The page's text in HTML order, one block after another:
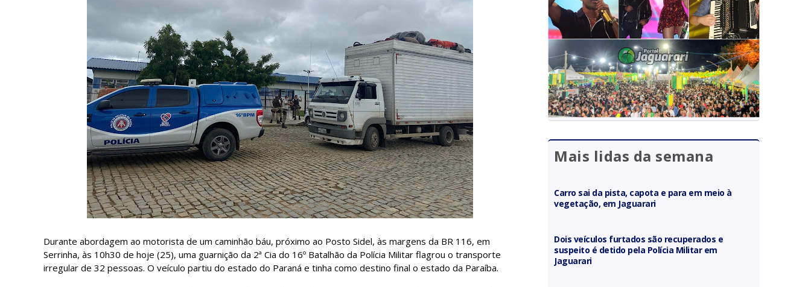
Durante abordagem ao motorista de um caminhão báu, próximo ao Posto Sidel, às margens da BR 116, em
Serrinha, às 10h30 de hoje (25), uma guarnição da 2ª Cia do 16º Batalhão da Polícia Militar flagrou o transporte
irregular de 32 pessoas. O veículo partiu do estado do Paraná e tinha como destino final o estado da Paraíba.
Mais lidas da semana
Carro sai da pista, capota e para em meio à
vegetação, em Jaguarari
Dois veículos furtados são recuperados e
suspeito é detido pela Polícia Militar em
Jaguarari